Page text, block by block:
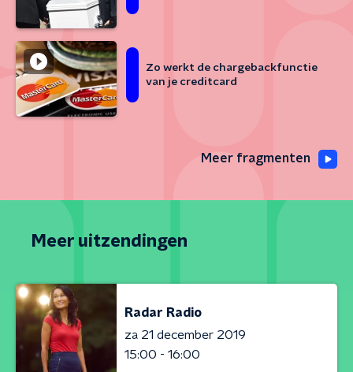
Zo werkt de chargebackfunctie
van je creditcard
Meer fragmenten
Meer uitzendingen
Radar Radio
za 21 december 2019
15:00 - 16:00